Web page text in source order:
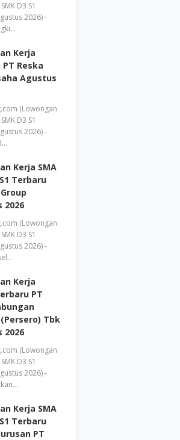
D3 S1
2026) -
Kerja
Reska
Agustus
(Lowongan
D3 S1
2026) -
Kerja SMA
Terbaru
2026
(Lowongan
D3 S1
2026) -
Kerja
PT
Tbk
2026
(Lowongan
D3 S1
2026) -
Kerja SMA
Terbaru
PT